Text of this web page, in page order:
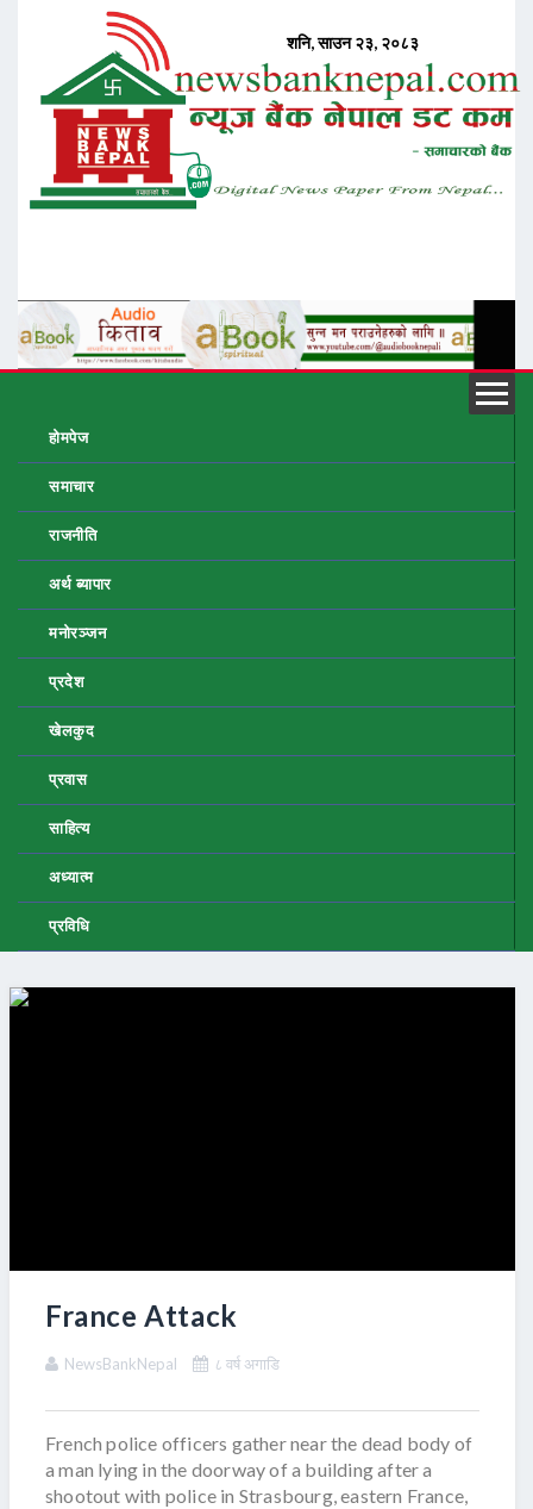
होमपेज
समाचार
राजनीति
अर्थ ब्यापार
मनोरञ्जन
प्रदेश
खेलकुद
प्रवास
साहित्य
अध्यात्म
प्रविधि
France Attack
NewsBankNepal ८ वर्ष अगाडि
French police officers gather near the dead body of
a man lying in the doorway of a building after a
shootout with police in Strasbourg, eastern France,